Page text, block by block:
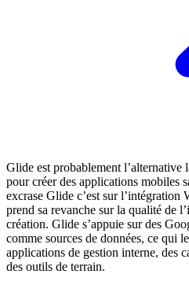
Glide est probablement l’alternative
pour créer des applications mobiles
excrase Glide c’est sur l’intégration
prend sa revanche sur la qualité de
création. Glide s’appuie sur des
comme sources de données, ce qui
applications de gestion interne, des
des outils de terrain.